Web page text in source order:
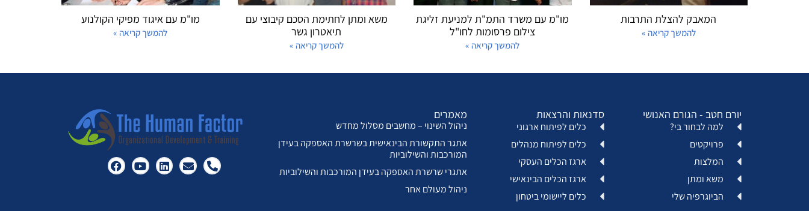
המאבק להצלת התרבות
להמשך קריאה »
מו"מ עם משרד התמ"ת למניעת זליגת
צילום פרסומות לחו"ל
להמשך קריאה »
משא ומתן לחתימת הסכם קיבוצי עם
תיאטרון גשר
להמשך קריאה »
מו"מ עם איגוד מפיקי הקולנוע
להמשך קריאה »
יורם חטב - הגורם האנושי
למה לבחור בי?
פרויקטים
המלצות
משא ומתן
הביוגרפיה שלי
סדנאות והרצאות
כלים לפיתוח ארגוני
כלים לפיתוח מנהלים
ארגז הכלים העסקי
ארגז הכלים הבינאישי
כלים ליישומי ביטחון
מאמרים
ניהול השינוי – מחשבים מסלול מחדש
אתגר התקשורת הבינאישית בשרשרת האספקה בעידן
המורכבות והשילוביות
אתגרי שרשרת האספקה בעידן המורכבות והשילוביות
ניהול מעולם אחר